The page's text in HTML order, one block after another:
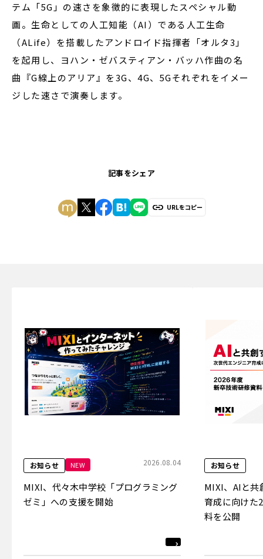
テム「5G」の速さを象徴的に表現したスペシャル動
画。生命としての人工知能（AI）である人工生命
（ALife）を搭載したアンドロイド指揮者「オルタ3」
を起用し、ヨハン・ゼバスティアン・バッハ作曲の名
曲『G線上のアリア』を3G、4G、5Gそれぞれをイメー
ジした速さで演奏します。
記事をシェア
URLをコピー
お知らせ NEW 2026.08.04
MIXI、代々木中学校「プログラミング
ゼミ」への支援を開始
お知らせ
MIXI、AIと共
育成に向けた
料を公開